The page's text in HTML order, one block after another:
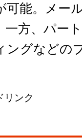
可能。メー
一方、パー
ングなどの
リンク